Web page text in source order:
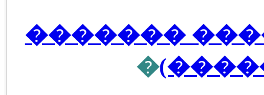
�� ���
�